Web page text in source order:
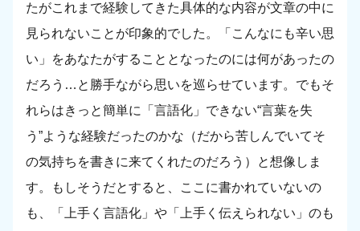
たがこれまで経験してきた具体的な内容が文章の中に
見られないことが印象的でした。「こんなにも辛い思
い」をあなたがすることとなったのには何があったの
だろう…と勝手ながら思いを巡らせています。でもそ
れらはきっと簡単に「言語化」できない“言葉を失
う”ような経験だったのかな（だから苦しんでいてそ
の気持ちを書きに来てくれたのだろう）と想像しま
す。もしそうだとすると、ここに書かれていないの
も、「上手く言語化」や「上手く伝えられない」のも